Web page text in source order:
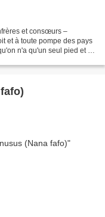
et consœurs –
et à toute pompe des pays
n'a qu'un seul pied et si